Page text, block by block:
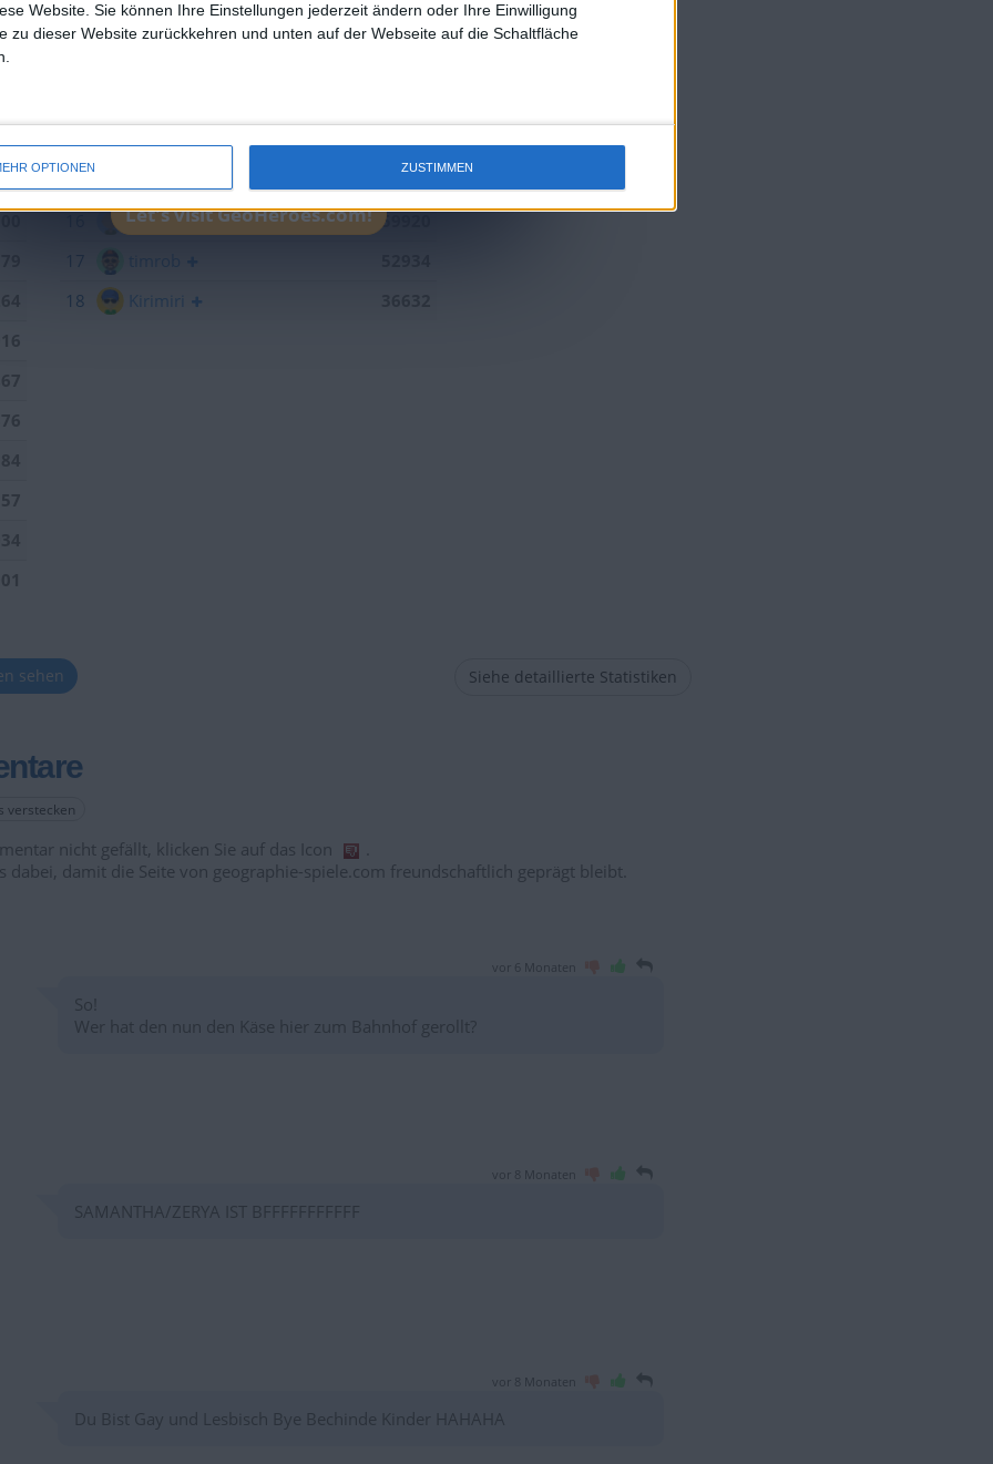
Website. Sie können Ihre Einstellungen jederzeit ändern oder Ihre Einwilligung
zu dieser Website zurückkehren und unten auf der Webseite auf die Schaltfläche
OPTIONEN ZUSTIMMEN
11
brunswiek
91629
14
iggypop
66889
R.Seifert
59920
17
18
Kirimiri
sehen Siehe detaillierte Statistiken
verstecken
nicht gefällt, klicken Sie auf das Icon
dabei, damit die Seite von geographie-spiele.com freundschaftlich geprägt bleibt.
vor 6 Monaten
So!
Wer hat den nun den Käse hier zum Bahnhof gerollt?
vor 8 Monaten
SAMANTHA/ZERYA IST BFFFFFFFFFFF
vor 8 Monaten
Du Bist Gay und Lesbisch Bye Bechinde Kinder HAHAHA
Let's visit GeoHeroes.com!